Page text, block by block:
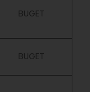
BUGET
BUGET